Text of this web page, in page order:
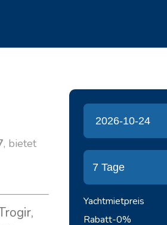
, bietet
Yachtmietpreis
Rabatt-0%